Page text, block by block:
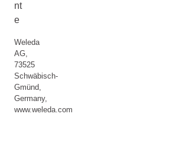
nt
e
Weleda
AG,
73525
Schwäbisch-
Gmünd,
Germany,
www.weleda.com